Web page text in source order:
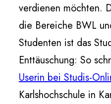
verdienen möchten.
die Bereiche BWL
Studenten ist das
Enttäuschung: So
Userin bei Studis-
Karlshochschule in